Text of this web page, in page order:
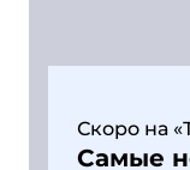
Скоро на
Самые